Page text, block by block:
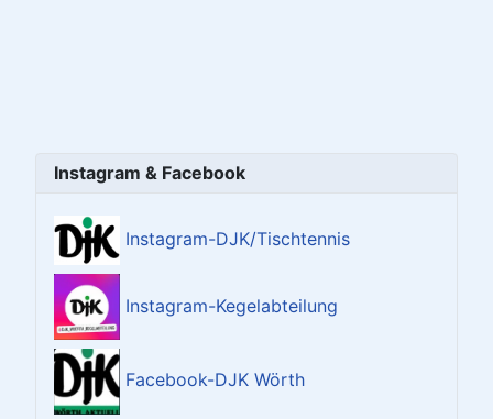
Instagram & Facebook
Instagram-DJK/Tischtennis
Instagram-Kegelabteilung
Facebook-DJK Wörth